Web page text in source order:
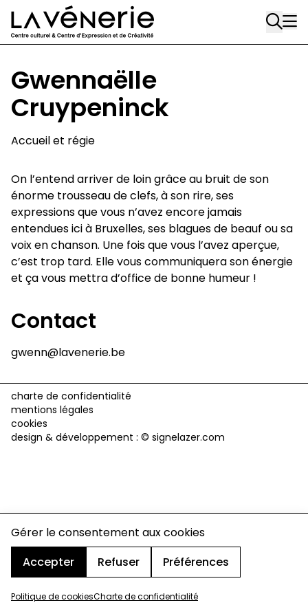
Gérer le consentement aux cookies
Accepter
Refuser Préférences
Politique de cookiesCharte de confidentialité
Aller au contenu principal
Rue Gratès, 3
1170 Watermael-Boitsfort
02 663 85 50
Écuries
Place Gilson, 3
1170 Watermael-Boitsfort
02 663 85 50
suivez-nous
Journal Vénerie
- version papier
Newsletter
A
Gwennaëlle
Cruypeninck
Accueil et régie
On l’entend arriver de loin grâce au bruit de son
énorme trousseau de clefs, à son rire, ses
expressions que vous n’avez encore jamais
entendues ici à Bruxelles, ses blagues de beauf ou sa
voix en chanson. Une fois que vous l’avez aperçue,
c’est trop tard. Elle vous communiquera son énergie
et ça vous mettra d’office de bonne humeur !
Contact
gwenn@lavenerie.be
charte de confidentialité
mentions légales
cookies
design & développement : © signelazer.com